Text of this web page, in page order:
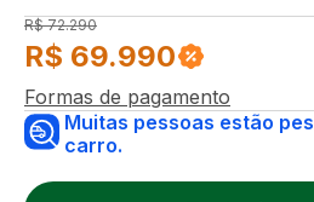
R$72.290
R$ 69.990
Formas de pagamento
Muitas pessoas estão
carro.